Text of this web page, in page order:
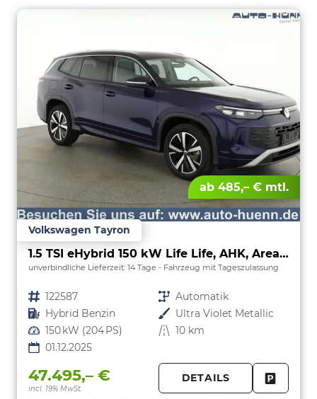
ab 485,– € mtl.
Volkswagen Tayron
1.5 TSI eHybrid 150 kW Life Life, AHK, AreaView, Side, Navi, Winter, 5-J. Garantie
unverbindliche Lieferzeit: 14 Tage Fahrzeug mit Tageszulassung
Fahrzeugnr. 122587 Getriebe Automatik
Kraftstoff Hybrid Benzin Außenfarbe Ultra Violet Metallic
Leistung 150 kW (204 PS) Kilometerstand 10 km
01.12.2025
47.495,– €
incl. 19% MwSt.
DETAILS